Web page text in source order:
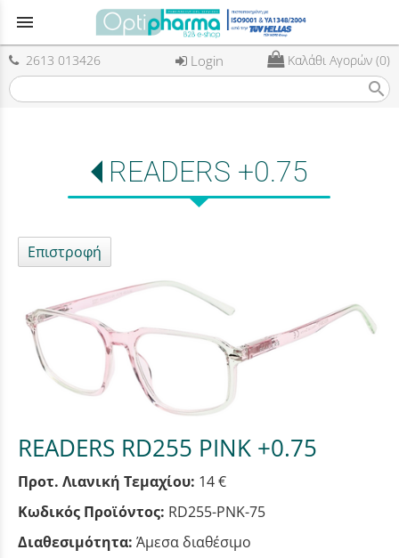
menu
2613 013426 Login Καλάθι Αγορών (0)
search
READERS +0.75
Επιστροφή
READERS RD255 PINK +0.75
Προτ. Λιανική Τεμαχίου: 14 €
Κωδικός Προϊόντος: RD255-PNK-75
Διαθεσιμότητα: Άμεσα διαθέσιμο